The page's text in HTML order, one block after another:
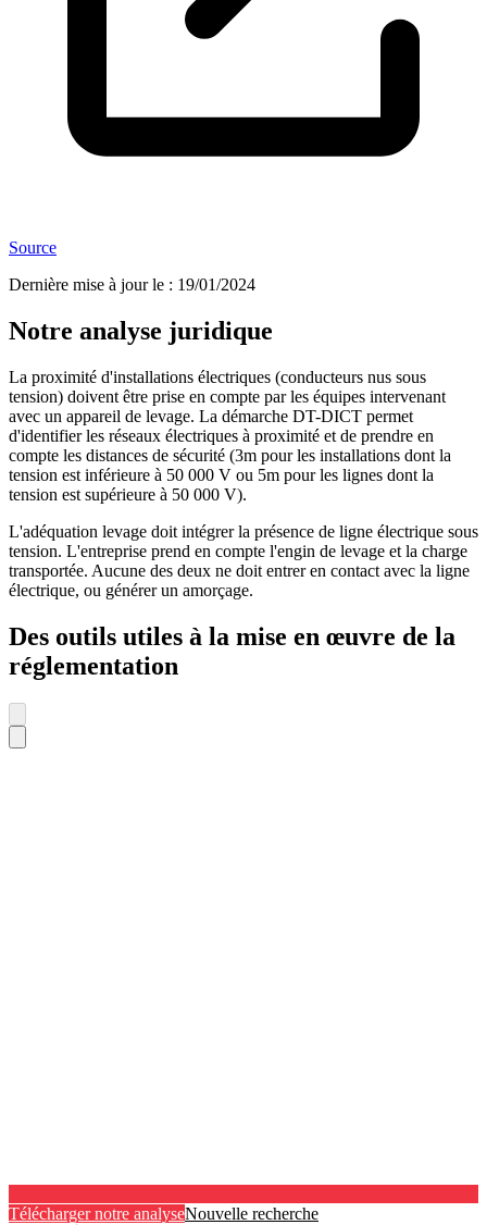
Source
Dernière mise à jour le : 19/01/2024
Notre analyse juridique
La proximité d'installations électriques (conducteurs nus sous
tension) doivent être prise en compte par les équipes intervenant
avec un appareil de levage. La démarche DT-DICT permet
d'identifier les réseaux électriques à proximité et de prendre en
compte les distances de sécurité (3m pour les installations dont la
tension est inférieure à 50 000 V ou 5m pour les lignes dont la
tension est supérieure à 50 000 V).
L'adéquation levage doit intégrer la présence de ligne électrique sous
tension. L'entreprise prend en compte l'engin de levage et la charge
transportée. Aucune des deux ne doit entrer en contact avec la ligne
électrique, ou générer un amorçage.
Des outils utiles à la mise en œuvre de la
réglementation
Télécharger notre analyseNouvelle recherche